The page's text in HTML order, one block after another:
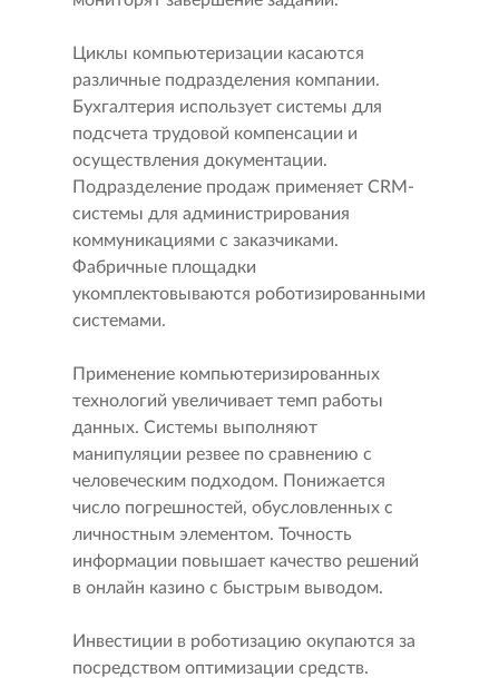
Циклы компьютеризации касаются
различные подразделения компании.
Бухгалтерия использует системы для
подсчета трудовой компенсации и
осуществления документации.
Подразделение продаж применяет CRM-
системы для администрирования
коммуникациями с заказчиками.
Фабричные площадки
укомплектовываются роботизированными
системами.
Применение компьютеризированных
технологий увеличивает темп работы
данных. Системы выполняют
манипуляции резвее по сравнению с
человеческим подходом. Понижается
число погрешностей, обусловленных с
личностным элементом. Точность
информации повышает качество решений
в онлайн казино с быстрым выводом.
Инвестиции в роботизацию окупаются за
посредством оптимизации средств.